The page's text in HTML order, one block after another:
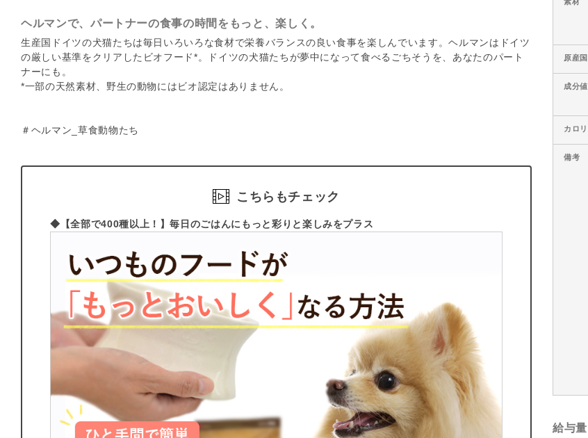
ヘルマンで、パートナーの食事の時間をもっと、楽しく。
生産国ドイツの犬猫たちは毎日いろいろな食材で栄養バランスの良い食事を楽しんでいます。ヘルマンはドイツ
の厳しい基準をクリアしたビオフード*。ドイツの犬猫たちが夢中になって食べるごちそうを、あなたのパート
ナーにも。
*一部の天然素材、野生の動物にはビオ認定はありません。
＃ヘルマン_草食動物たち
こちらもチェック
◆【全部で400種以上！】毎日のごはんにもっと彩りと楽しみをプラス
原産国
成分値
カロ
備考
給与量